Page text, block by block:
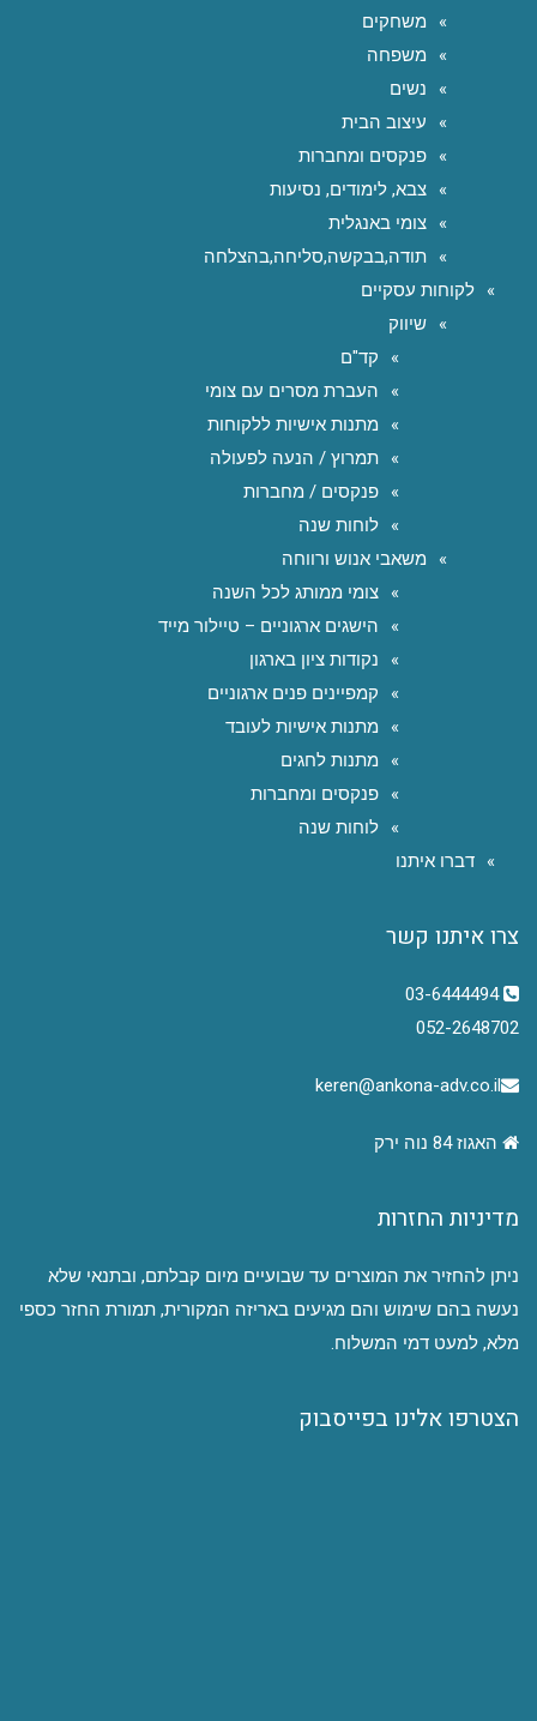
משחקים
משפחה
נשים
עיצוב הבית
פנקסים ומחברות
צבא, לימודים, נסיעות
צומי באנגלית
תודה,בבקשה,סליחה,בהצלחה
לקוחות עסקיים
שיווק
קד"ם
העברת מסרים עם צומי
מתנות אישיות ללקוחות
תמרוץ / הנעה לפעולה
פנקסים / מחברות
לוחות שנה
משאבי אנוש ורווחה
צומי ממותג לכל השנה
הישגים ארגוניים – טיילור מייד
נקודות ציון בארגון
קמפיינים פנים ארגוניים
מתנות אישיות לעובד
מתנות לחגים
פנקסים ומחברות
לוחות שנה
דברו איתנו
צרו איתנו קשר
03-6444494
052-2648702
keren@ankona-adv.co.il
האגוז 84 נוה ירק
מדיניות החזרות
ניתן להחזיר את המוצרים עד שבועיים מיום קבלתם, ובתנאי שלא
נעשה בהם שימוש והם מגיעים באריזה המקורית, תמורת החזר כספי
מלא, למעט דמי המשלוח.
הצטרפו אלינו בפייסבוק